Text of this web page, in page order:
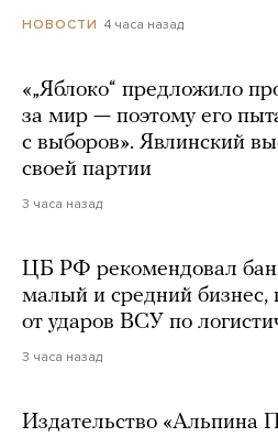
НОВОСТИ 4 часа назад
«„Яблоко“ предложило
за мир — поэтому его
с выборов». Явлинский
своей партии
3 часа назад
ЦБ РФ рекомендовал
малый и средний бизнес,
от ударов ВСУ по
3 часа назад
Издательство «Альпина